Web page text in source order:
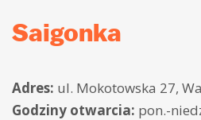
Saigonka
Adres: ul. Mokotowska 27,
Godziny otwarcia: pon.-